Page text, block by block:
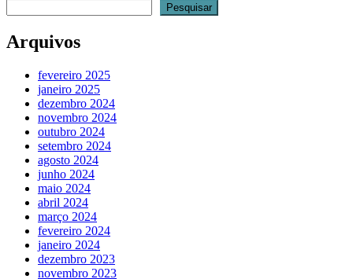
Pesquisar
Arquivos
fevereiro 2025
janeiro 2025
dezembro 2024
novembro 2024
outubro 2024
setembro 2024
agosto 2024
junho 2024
maio 2024
abril 2024
março 2024
fevereiro 2024
janeiro 2024
dezembro 2023
novembro 2023